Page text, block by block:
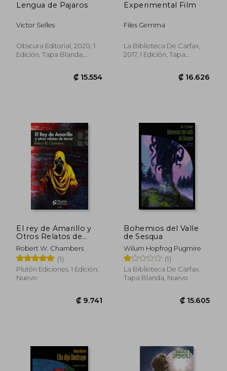
₡ 16.147
Lengua de Pajaros
Victor Selles
Obscura Editorial, 2020, 1
Edición, Tapa Blanda,
Experimental Film
Files Gemma
La Biblioteca De Carfax,
2017, 1 Edición, Tapa
El rey de Amarillo y
Otros Relatos de
Terror
Robert W. Chambers
(1)
Plutón Ediciones, 1 Edición,
Nuevo
Bohemios del Valle
de Sesqua
Wilum Hopfrog Pugmire
(1)
La Biblioteca De Carfax,
Tapa Blanda, Nuevo